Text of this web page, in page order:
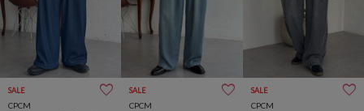
SALE
CPCM
SALE
CPCM
SALE
CPCM